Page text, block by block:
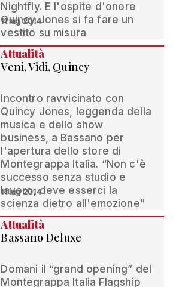
Nightfly. E l'ospite d'onore
Quincy Jones si fa fare un
vestito su misura
11 lug 2014
Attualità
Veni, Vidi, Quincy
Incontro ravvicinato con
Quincy Jones, leggenda della
musica e dello show
business, a Bassano per
l'apertura dello store di
Montegrappa Italia. “Non c'è
successo senza studio e
lavoro, deve esserci la
scienza dietro all'emozione”
11 lug 2014
Attualità
Bassano Deluxe
Domani il “grand opening” del
Montegrappa Italia Flagship